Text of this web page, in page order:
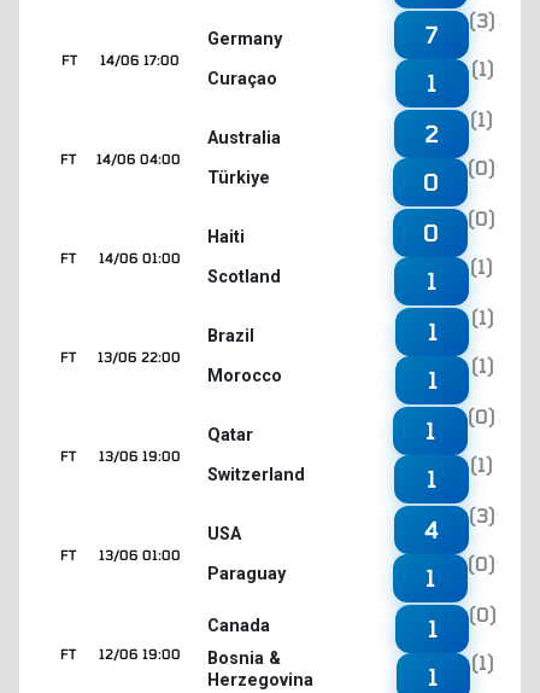
14/06 17:00
FT
Germany
Curaçao
7
(3)
1
(1)
14/06 04:00
FT
Australia
Türkiye
2
(1)
0
(0)
14/06 01:00
FT
Haiti
Scotland
0
(0)
1
(1)
13/06 22:00
FT
Brazil
Morocco
1
(1)
1
(1)
13/06 19:00
FT
Qatar
Switzerland
1
(0)
1
(1)
13/06 01:00
FT
USA
Paraguay
4
(3)
1
(0)
12/06 19:00
FT
Canada
Bosnia &
Herzegovina
1
(0)
1
(1)